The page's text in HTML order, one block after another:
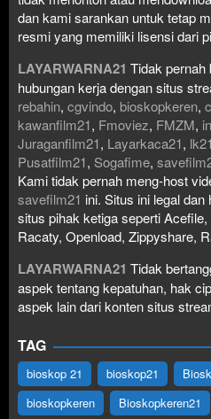
dan kami sarankan untuk tetap
resmi yang memiliki lisensi dari
LAYARWARNA21 Tidak
hubungan kerja dengan situs
rebahin, cgvindo, bioskopkeren,
kawanfilm21, Fmoviez, FMZM,
Juraganfilm21, Layarkaca21, lk21
Pusatfilm21, Sogafime,
Kami tidak pernah meng-host
savefilm21 ini. Situs ini legal
situs pihak ketiga seperti
Racaty, Openload, Zippyshare,
LAYARWARNA21 Tidak
aspek tentang kepatuhan, hak
aspek lain dari konten situs
TAG
bioskop 21 bioskop21
bioskopkeren
Bioskopkeren21